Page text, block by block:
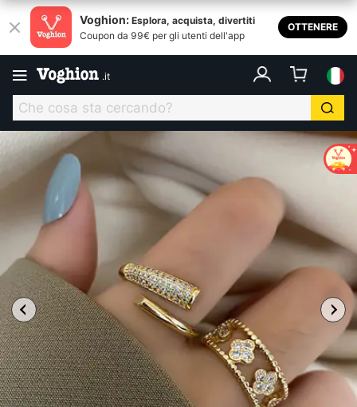
Voghion: Esplora, acquista, divertiti
Coupon da 99€ per gli utenti dell'app
OTTENERE
.it